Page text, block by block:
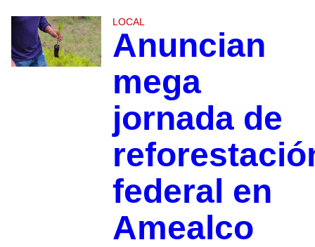
LOCAL
Anuncian
mega
jornada de
federal en
Amealco